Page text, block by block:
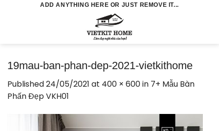
ADD ANYTHING HERE OR JUST REMOVE IT...
19mau-ban-phan-dep-2021-vietkithome
Published24/05/2021 at 400 × 600in 7+ Mẫu Bàn
Phấn Đẹp VKH01